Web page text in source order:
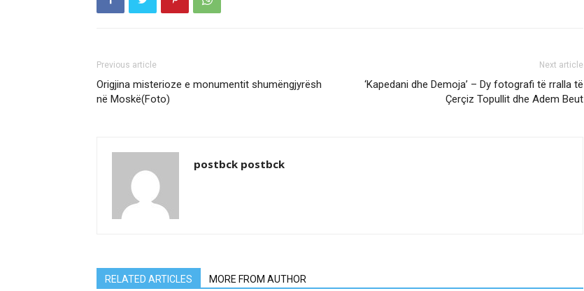
Previous article
Origjina misterioze e monumentit shumëngjyrësh
në Moskë(Foto)
Next article
‘Kapedani dhe Demoja’ – Dy fotografi të rralla të
Çerçiz Topullit dhe Adem Beut
postbck postbck
RELATED ARTICLES MORE FROM AUTHOR